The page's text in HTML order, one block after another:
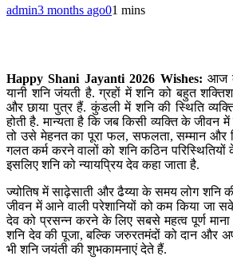
admin3 months ago01 mins
Happy Shani Jayanti 2026 Wishes: आज
यानी शनि जंयती है. ग्रहों में शनि को बहुत
और छाया पुत्र हैं. कुंडली में शनि की स्थिति
होती है. मान्यता है कि जब किसी व्यक्ति के जीवन
तो उसे मेहनत का पूरा फल, सफलता, सम्मान और
गलत कर्म करने वालों को शनि कठिन
इसलिए शनि को न्यायप्रिय देव कहा जाता है.
ज्योतिष में साढ़ेसाती और ढैय्या के समय लोग शनि
जीवन में आने वाली परेशानियों को कम किया जा
देव को प्रसन्न करने के लिए सबसे महत्व पूर्ण माना
शनि देव की पूजा, बल्कि जरुरतमंदों को दान और
भी शनि जयंती की शुभकामनाएं देते हैं.